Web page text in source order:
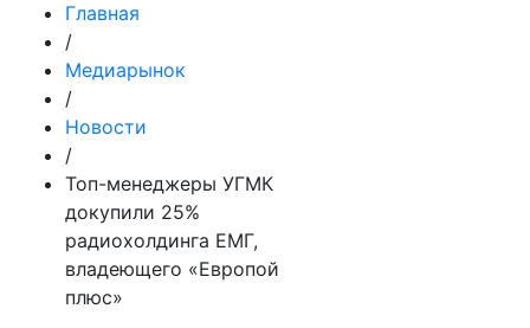
Главная
/
Медиарынок
/
Новости
/
Топ-менеджеры УГМК
докупили 25%
радиохолдинга ЕМГ,
владеющего «Европой
плюс»